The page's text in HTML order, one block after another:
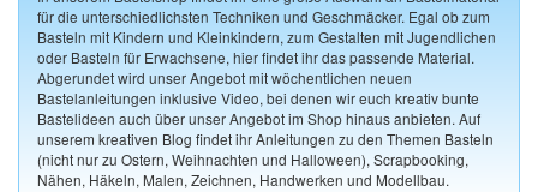
für die unterschiedlichsten Techniken und Geschmäcker. Egal ob zum
Basteln mit Kindern und Kleinkindern, zum Gestalten mit Jugendlichen
oder Basteln für Erwachsene, hier findet ihr das passende Material.
Abgerundet wird unser Angebot mit wöchentlichen neuen
Bastelanleitungen inklusive Video, bei denen wir euch kreativ bunte
Bastelideen auch über unser Angebot im Shop hinaus anbieten. Auf
unserem kreativen Blog findet ihr Anleitungen zu den Themen Basteln
(nicht nur zu Ostern, Weihnachten und Halloween), Scrapbooking,
Nähen, Häkeln, Malen, Zeichnen, Handwerken und Modellbau.